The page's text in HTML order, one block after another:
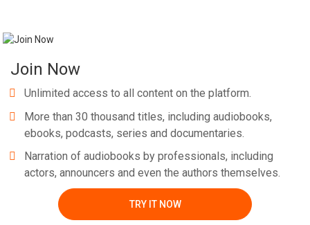
in modo facile e veloce:
- La lettura bilingue (edizione parallelo)
Imparare il vocabolario 'inglese con questo libro è molto semplice:
Join Now
Unlimited access to all content on the platform.
More than 30 thousand titles, including audiobooks,
ebooks, podcasts, series and documentaries.
Narration of audiobooks by professionals, including
actors, announcers and even the authors themselves.
TRY IT NOW
Whatsapp Facebook Twitter